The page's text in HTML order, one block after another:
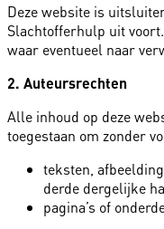
Deze website is
Slachtofferhulp uit
waar eventueel naar
2. Auteursrechten
Alle inhoud op deze
toegestaan om zonder
teksten,
derde dergelijke
pagina’s of